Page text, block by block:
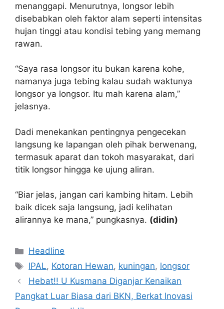
menanggapi. Menurutnya, longsor lebih
disebabkan oleh faktor alam seperti intensitas
hujan tinggi atau kondisi tebing yang memang
rawan.
“Saya rasa longsor itu bukan karena kohe,
namanya juga tebing kalau sudah waktunya
longsor ya longsor. Itu mah karena alam,”
jelasnya.
Dadi menekankan pentingnya pengecekan
langsung ke lapangan oleh pihak berwenang,
termasuk aparat dan tokoh masyarakat, dari
titik longsor hingga ke ujung aliran.
“Biar jelas, jangan cari kambing hitam. Lebih
baik dicek saja langsung, jadi kelihatan
alirannya ke mana,” pungkasnya. (didin)
Kategori
Headline
Tag
IPAL, Kotoran Hewan, kuningan, longsor
Hebat!! U Kusmana Diganjar Kenaikan
Pangkat Luar Biasa dari BKN, Berkat Inovasi